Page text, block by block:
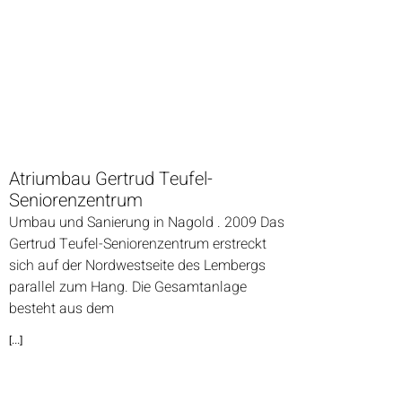
Atriumbau Gertrud Teufel-
Seniorenzentrum
Umbau und Sanierung in Nagold . 2009 Das
Gertrud Teufel-Seniorenzentrum erstreckt
sich auf der Nordwestseite des Lembergs
parallel zum Hang. Die Gesamtanlage
besteht aus dem
[...]